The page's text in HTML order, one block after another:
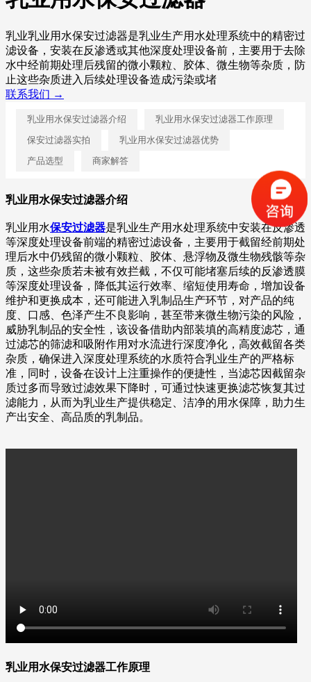
乳业乳业用水保安过滤器是乳业生产用水处理系统中的精密过
滤设备，安装在反渗透或其他深度处理设备前，主要用于去除
水中经前期处理后残留的微小颗粒、胶体、微生物等杂质，防
止这些杂质进入后续处理设备造成污染或堵
联系我们 →
乳业用水保安过滤器介绍
乳业用水保安过滤器工作原理
保安过滤器实拍
乳业用水保安过滤器优势
产品选型
商家解答
乳业用水保安过滤器介绍
乳业用水保安过滤器是乳业生产用水处理系统中安装在反渗透
等深度处理设备前端的精密过滤设备，主要用于截留经前期处
理后水中仍残留的微小颗粒、胶体、悬浮物及微生物残骸等杂
质，这些杂质若未被有效拦截，不仅可能堵塞后续的反渗透膜
等深度处理设备，降低其运行效率、缩短使用寿命，增加设备
维护和更换成本，还可能进入乳制品生产环节，对产品的纯
度、口感、色泽产生不良影响，甚至带来微生物污染的风险，
威胁乳制品的安全性，该设备借助内部装填的高精度滤芯，通
过滤芯的筛滤和吸附作用对水流进行深度净化，高效截留各类
杂质，确保进入深度处理系统的水质符合乳业生产的严格标
准，同时，设备在设计上注重操作的便捷性，当滤芯因截留杂
质过多而导致过滤效果下降时，可通过快速更换滤芯恢复其过
滤能力，从而为乳业生产提供稳定、洁净的用水保障，助力生
产出安全、高品质的乳制品。
乳业用水保安过滤器工作原理